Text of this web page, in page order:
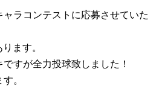
ラコンテストに応募させていた
ます。
すが全力投球致しました！
。